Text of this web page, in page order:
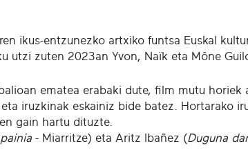
ikus-entzunezko artxiko funtsa Euskal
utzi zuten 2023an Yvon, Naïk eta Mône
ematea erabaki dute, film mutu
iruzkinak eskainiz bide batez. Hortarako
gain hartu dituzte.
- Miarritze) eta Aritz Ibañez (Duguna